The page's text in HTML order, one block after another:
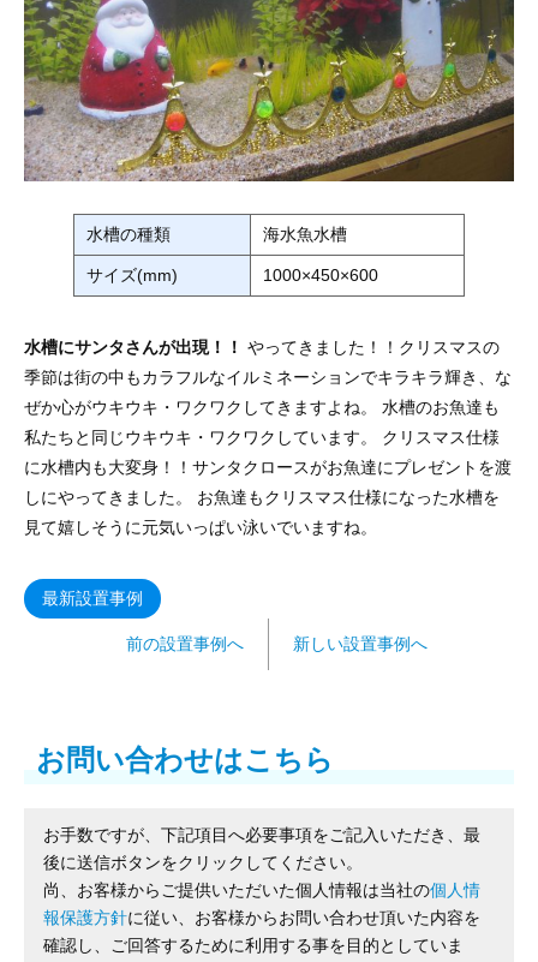
水槽の種類 海水魚水槽
サイズ(mm) 1000×450×600
水槽にサンタさんが出現！！ やってきました！！クリスマスの
季節は街の中もカラフルなイルミネーションでキラキラ輝き、な
ぜか心がウキウキ・ワクワクしてきますよね。 水槽のお魚達も
私たちと同じウキウキ・ワクワクしています。 クリスマス仕様
に水槽内も大変身！！サンタクロースがお魚達にプレゼントを渡
しにやってきました。 お魚達もクリスマス仕様になった水槽を
見て嬉しそうに元気いっぱい泳いでいますね。
最新設置事例
前の設置事例へ 新しい設置事例へ
お問い合わせはこちら
お手数ですが、下記項目へ必要事項をご記入いただき、最
後に送信ボタンをクリックしてください。
尚、お客様からご提供いただいた個人情報は当社の個人情
報保護方針に従い、お客様からお問い合わせ頂いた内容を
確認し、ご回答するために利用する事を目的としていま